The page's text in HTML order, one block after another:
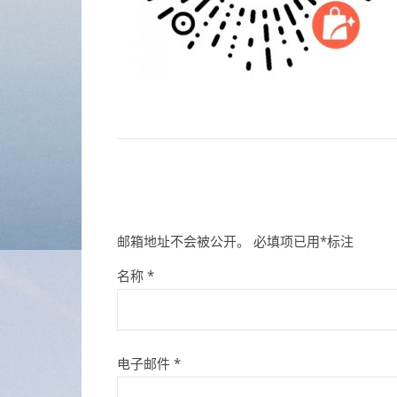
邮箱地址不会被公开。 必填项已用*标注
名称 *
电子邮件 *